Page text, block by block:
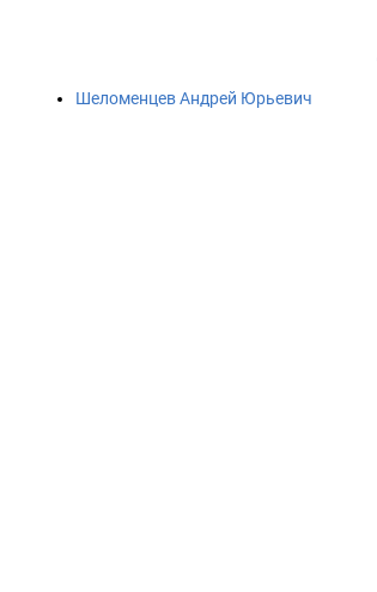
Шеломенцев Андрей Юрьевич